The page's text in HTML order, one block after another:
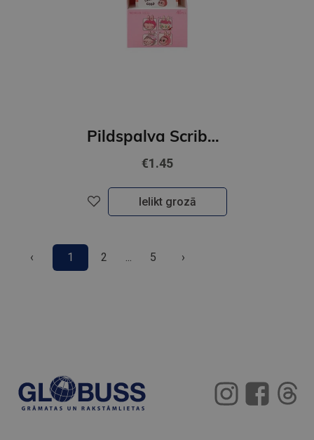
Pildspalva Scribubu,gēla mix
€1.45
Ielikt grozā
‹ 1 2 5 ›